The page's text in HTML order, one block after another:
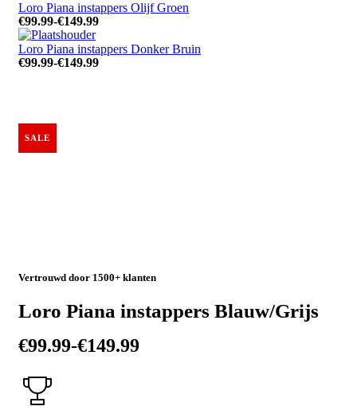
Loro Piana instappers Olijf Groen
€99.99-€149.99
Prijsklasse:
€99.99
tot
€149.99
Loro Piana instappers Donker Bruin
€99.99-€149.99
Prijsklasse:
SALE
Vertrouwd door 1500+ klanten
Loro Piana instappers Blauw/Grijs
€99.99-€149.99
Prijsklasse:
€99.99
tot